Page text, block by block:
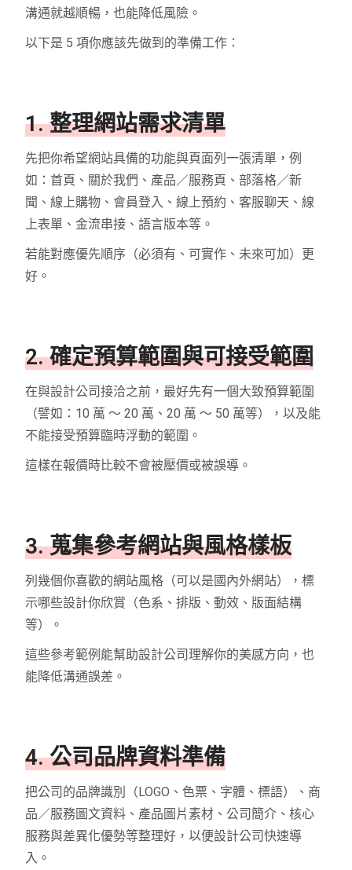
溝通就越順暢，也能降低風險。
以下是 5 項你應該先做到的準備工作：
1. 整理網站需求清單
先把你希望網站具備的功能與頁面列一張清單，例
如：首頁、關於我們、產品／服務頁、部落格／新
聞、線上購物、會員登入、線上預約、客服聊天、線
上表單、金流串接、語言版本等。
若能對應優先順序（必須有、可實作、未來可加）更
好。
2. 確定預算範圍與可接受範圍
在與設計公司接洽之前，最好先有一個大致預算範圍
（譬如：10 萬 ～ 20 萬、20 萬 ～ 50 萬等），以及能
不能接受預算臨時浮動的範圍。
這樣在報價時比較不會被壓價或被誤導。
3. 蒐集參考網站與風格樣板
列幾個你喜歡的網站風格（可以是國內外網站），標
示哪些設計你欣賞（色系、排版、動效、版面結構
等）。
這些參考範例能幫助設計公司理解你的美感方向，也
能降低溝通誤差。
4. 公司品牌資料準備
把公司的品牌識別（LOGO、色票、字體、標語）、商
品／服務圖文資料、產品圖片素材、公司簡介、核心
服務與差異化優勢等整理好，以便設計公司快速導
入。